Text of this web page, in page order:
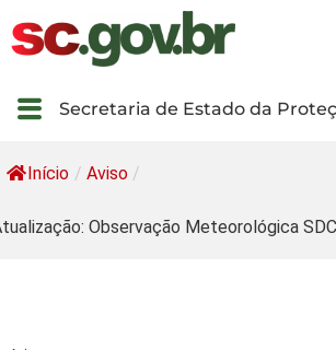
Secretaria de Estado da
Início / Aviso /
Observação Meteorológica